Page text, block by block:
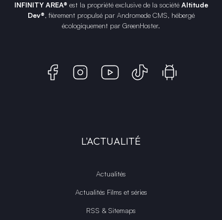
INFINITY AREA® est la propriété exclusive de la société Altitude
Dev®, fièrement propulsé par Andromede CMS, hébergé
écologiquement par GreenHoster.
L'ACTUALITÉ
Actualités
Actualités Films et séries
RSS & Sitemaps